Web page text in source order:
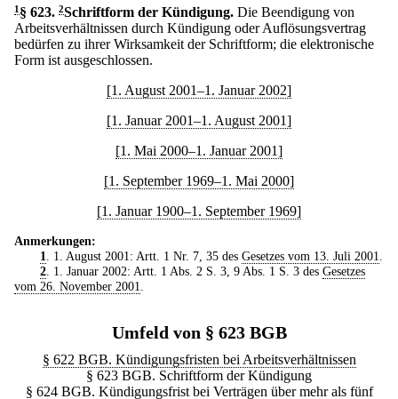
1 § 623. 2Schriftform der Kündigung. Die Beendigung von
Arbeitsverhältnissen durch Kündigung oder Auflösungsvertrag
bedürfen zu ihrer Wirksamkeit der Schriftform; die elektronische
Form ist ausgeschlossen.
[1. August 2001–1. Januar 2002]
[1. Januar 2001–1. August 2001]
[1. Mai 2000–1. Januar 2001]
[1. September 1969–1. Mai 2000]
[1. Januar 1900–1. September 1969]
Anmerkungen:
1
. 1. August 2001: Artt. 1 Nr. 7, 35 des Gesetzes vom 13. Juli 2001
2. 1. Januar 2002: Artt. 1 Abs. 2 S. 3, 9 Abs. 1 S. 3 des Gesetzes
vom 26. November 2001
Umfeld von § 623 BGB
§ 622 BGB. Kündigungsfristen bei Arbeitsverhältnissen
§ 623 BGB. Schriftform der Kündigung
§ 624 BGB. Kündigungsfrist bei Verträgen über mehr als fünf